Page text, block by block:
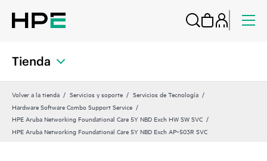
Tienda
Volver a la tienda Servicios y soporte
Servicios de Tecnología
Hardware Software Combo Support Service
HPE Aruba Networking Foundational Care 5Y NBD Exch HW SW SVC
HPE Aruba Networking Foundational Care 5Y NBD Exch AP‑503R SVC